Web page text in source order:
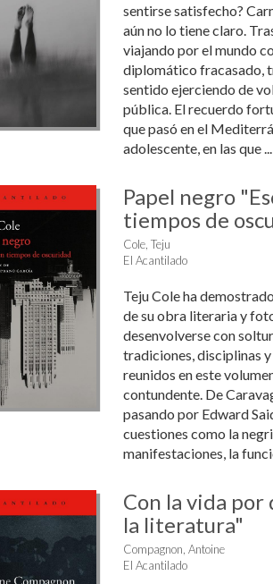
sentirse satisfecho?
aún no lo tiene claro.
viajando por el mundo
diplomático fracasado,
sentido ejerciendo de
pública. El recuerdo
que pasó en el
adolescente, en las que ...
Papel negro
tiempos de
Cole, Teju
El Acantilado
Teju Cole ha
de su obra literaria y
desenvolverse con
tradiciones, disciplinas y
reunidos en este
contundente. De
pasando por Edward
cuestiones como la
manifestaciones, la
Con la vida por
la literatura"
Compagnon, Antoine
El Acantilado